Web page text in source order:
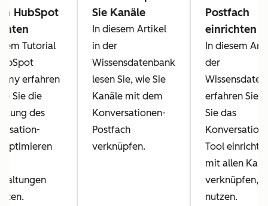
HubSpot
Tutorial
erfahren
Sie die
des
optimieren
Sie Kanäle
In diesem Artikel
in der
Wissensdatenbank
lesen Sie, wie Sie
Kanäle mit dem
Konversationen-
Postfach
verknüpfen.
Postfach
einrichten
In diesem
der
erfahren Sie,
Sie das
Tool
mit allen
verknüpfen,
nutzen.